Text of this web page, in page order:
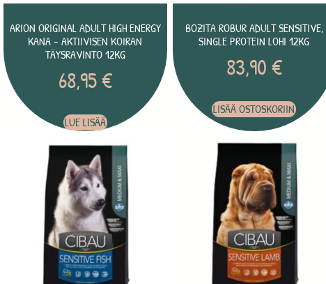
ARION ORIGINAL ADULT HIGH ENERGY
KANA – AKTIIVISEN KOIRAN
TÄYSRAVINTO 12KG
68,95€
LUE LISÄÄ
BOZITA ROBUR ADULT SENSITIVE,
SINGLE PROTEIN LOHI 12KG
83,90€
LISÄÄ OSTOSKORIIN